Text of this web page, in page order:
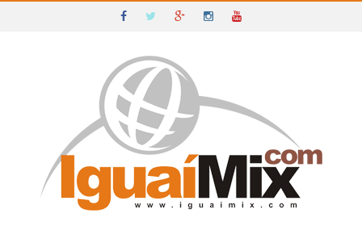
IGUAÍ E SUDOESTE DA BAHIA